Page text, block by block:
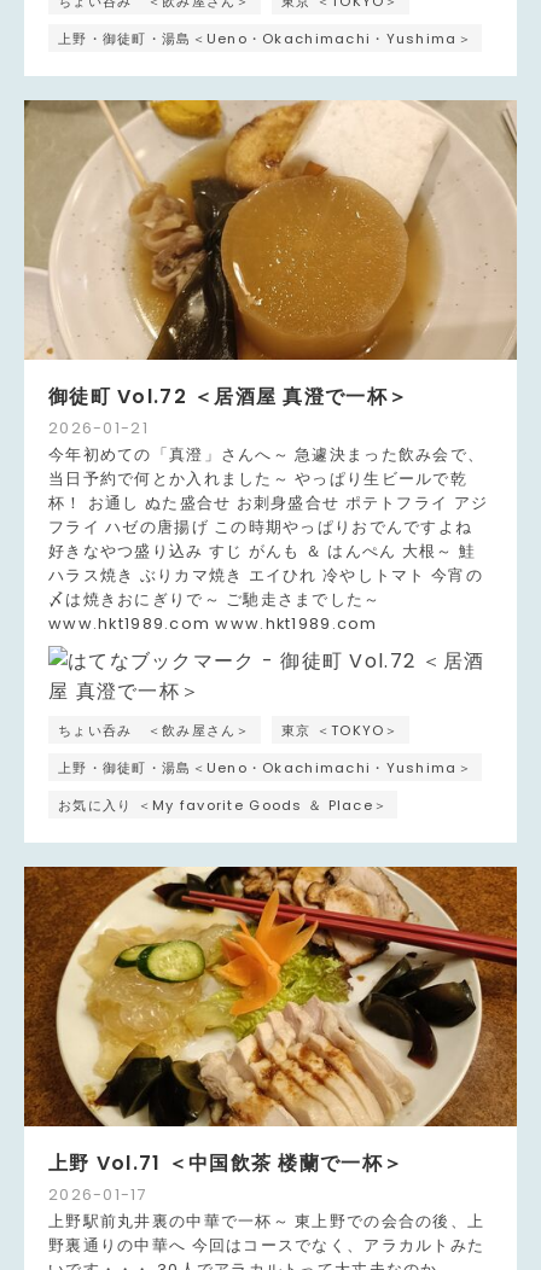
上野・御徒町・湯島＜Ueno・Okachimachi・Yushima＞
2026-01-21
御徒町 Vol.72 ＜居酒屋 真澄で一杯＞
ちょい呑み ＜飲み屋さん＞
東京 ＜TOKYO＞
上野・御徒町・湯島＜Ueno・Okachimachi・Yushima＞
お気に入り ＜My favorite Goods ＆ Place＞
今年初めての「真澄」さんへ～ 急遽決まった飲み会で、
当日予約で何とか入れました～ やっぱり生ビールで乾
杯！ お通し ぬた盛合せ お刺身盛合せ ポテトフライ アジ
フライ ハゼの唐揚げ この時期やっぱりおでんですよね
好きなやつ盛り込み すじ がんも ＆ はんぺん 大根～ 鮭
ハラス焼き ぶりカマ焼き エイひれ 冷やしトマト 今宵の
〆は焼きおにぎりで～ ご馳走さまでした～
www.hkt1989.com www.hkt1989.com
2026-01-17
上野 Vol.71 ＜中国飲茶 楼蘭で一杯＞
上野駅前丸井裏の中華で一杯～ 東上野での会合の後、上
野裏通りの中華へ 今回はコースでなく、アラカルトみた